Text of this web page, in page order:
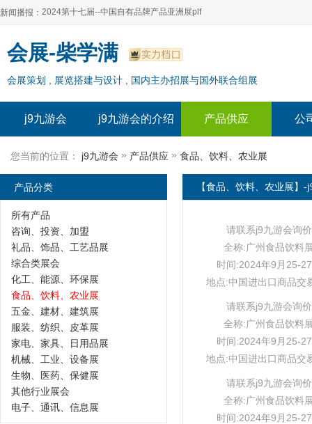
新闻播报：
2024上海自有品牌展--百货展|食品展 零售展|oem展
2024全球自有--品牌产品亚洲展（plf）
2024上海自有品牌展--2024上海oem 贴牌代加工展
2024第十七届--中国自有品牌产品亚洲展plf
2024全球自有--品牌产品亚洲展（plf）
2024年上海--第17届自有品牌展
会展-柴学满
会展策划 , 展览搭建与设计 , 国内主办招展与国外联合组展
j9九游会 j9九游会的介绍 产品供应 公
您当前的位置： j9九游会 » 产品供应 » 食品、饮料、农业展
【食品、饮料、农业展】-
请联系j9九游会询价
全称:广州食品饮料
时间:2024年9月25-
地点:中国进出口商品交
请联系j9九游会询价
全称:广州食品饮料
时间:2024年9月25-
地点:中国进出口商品交
请联系j9九游会询价
全称:广州食品饮料
时间:2024年9月25-
产品分类
所有产品
咨询、投资、加盟
礼品、饰品、工艺品展
综合类展会
化工、能源、环保展
食品、饮料、农业展
五金、建材、建筑展
服装、纺织、皮革展
家电、家具、日用品展
机械、工业、设备展
生物、医药、保健展
其他行业展会
电子、通讯、信息展